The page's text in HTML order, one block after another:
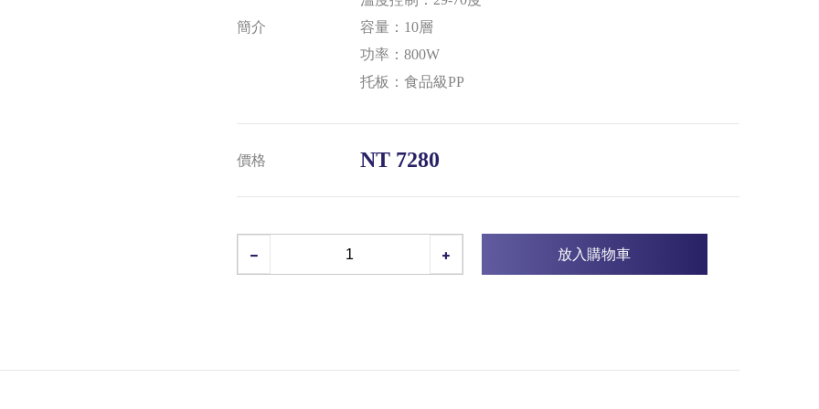
簡介
容量：10層
功率：800W
托板：食品級PP
價格 NT 7280
放入購物車